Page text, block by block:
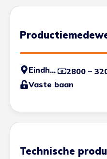
Eindhoven 2800 –
Vaste baan
Technische